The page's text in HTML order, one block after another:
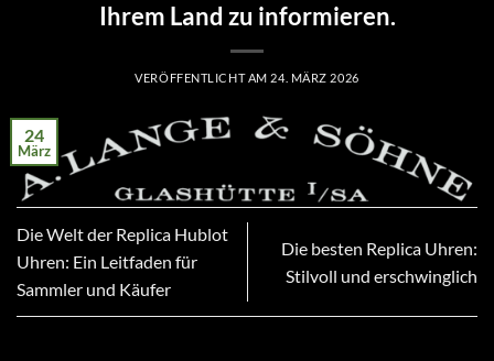
Ihrem Land zu informieren.
VERÖFFENTLICHT AM 24. MÄRZ 2026
24
März
Die Welt der Replica Hublot
Uhren: Ein Leitfaden für
Sammler und Käufer
Die besten Replica Uhren:
Stilvoll und erschwinglich